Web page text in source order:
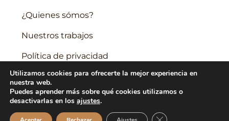
¿Quienes sómos?
Nuestros trabajos
Política de privacidad
Política de cookies
Aviso legal
Utilizamos cookies para ofrecerte la mejor experiencia en
nuestra web.
Puedes aprender más sobre qué cookies utilizamos o
desactivarlas en los ajustes.
Cerrar el banner de